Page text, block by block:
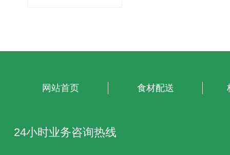
网站首页 食材配送
24小时业务咨询热线